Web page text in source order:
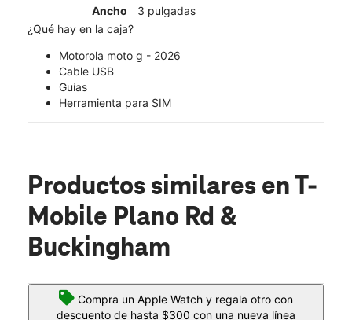
Ancho
3 pulgadas
¿Qué hay en la caja?
Motorola moto g - 2026
Cable USB
Guías
Herramienta para SIM
Productos similares en T-
Mobile Plano Rd &
Buckingham
Compra un Apple Watch y regala otro con
descuento de hasta $300 con una nueva línea